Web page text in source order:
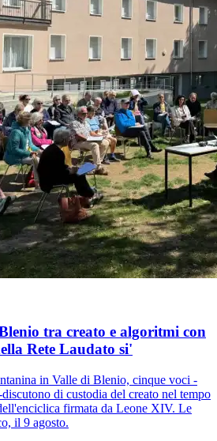
tra creato e algoritmi con
Rete Laudato si'
in Valle di Blenio, cinque voci -
di custodia del creato nel tempo
firmata da Leone XIV. Le
il 9 agosto.